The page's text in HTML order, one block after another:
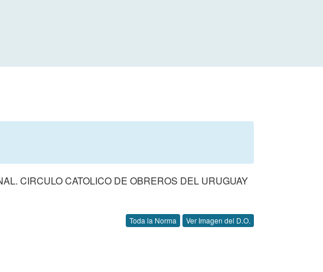
CIRCULO CATOLICO DE OBREROS DEL URUGUAY
Toda la Norma Ver Imagen del D.O.